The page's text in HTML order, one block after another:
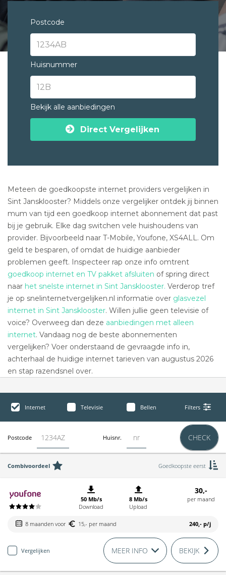
Postcode
Huisnummer
Bekijk alle aanbiedingen
Direct Vergelijken
Meteen de goedkoopste internet providers vergelijken in
Sint Jansklooster? Middels onze vergelijker ontdek jij binnen
mum van tijd een goedkoop internet abonnement dat past
bij je gebruik. Elke dag switchen vele huishoudens van
provider. Bijvoorbeeld naar T-Mobile, Youfone, XS4ALL. Om
geld te besparen, of omdat de huidige aanbieder
problemen geeft. Inspecteer rap onze info omtrent
goedkoop internet en TV pakket afsluiten of spring direct
naar het snelste internet in Sint Jansklooster. Verderop tref
je op snelinternetvergelijken.nl informatie over glasvezel
internet in Sint Jansklooster. Willen jullie geen televisie of
voice? Overweeg dan deze aanbiedingen met alleen
internet. Vandaag nog de beste abonnementen
vergelijken? Voer onderstaand de gevraagde info in,
achterhaal de huidige internet tarieven van augustus 2026
en stap razendsnel over.
Internet Televisie Bellen Filters
Postcode Huisnr. CHECK
Combivoordeel Goedkoopste eerst
50 Mb/s
Download
8 Mb/s
Upload
30,-
per maand
8 maanden voor 15,- per maand 240,- p/j
Vergelijken MEER INFO BEKIJK